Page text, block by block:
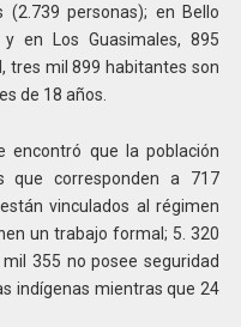
personas); en Bello
en Los Guasimales, 895
tres mil 899 habitantes son
de 18 años.
encontró que la población
que corresponden a 717
vinculados al régimen
un trabajo formal; 5. 320
355 no posee seguridad
indígenas mientras que 24